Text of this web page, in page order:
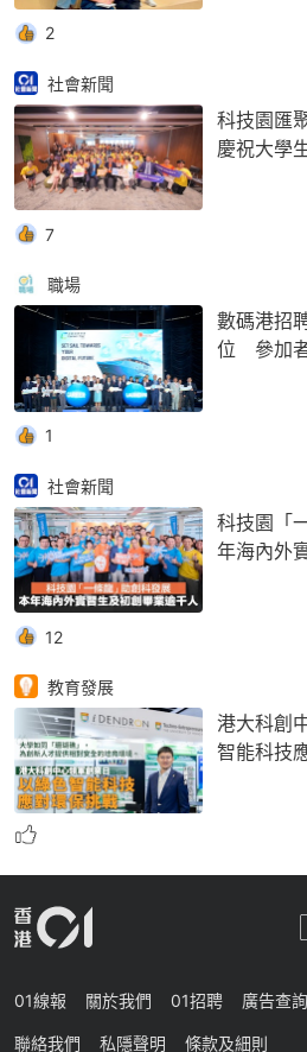
2
社會新聞
科技園匯
慶祝大學
7
職場
數碼港招
位 參加者
1
社會新聞
科技園「
年海內外
12
教育發展
港大科創
智能科技
01線報 關於我們 01招聘 廣告查詢
聯絡我們 私隱聲明 條款及細則